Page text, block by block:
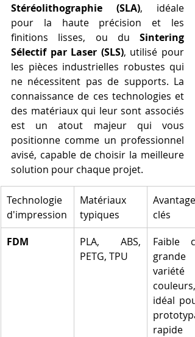
Stéréolithographie (SLA), idéale
pour la haute précision et les
finitions lisses, ou du Sintering
Sélectif par Laser (SLS), utilisé pour
les pièces industrielles robustes qui
ne nécessitent pas de supports. La
connaissance de ces technologies et
des matériaux qui leur sont associés
est un atout majeur qui vous
positionne comme un professionnel
avisé, capable de choisir la meilleure
solution pour chaque projet.
Technologie
d'impression
Matériaux
typiques
Avantages
clés
FDM
PLA, ABS,
PETG, TPU
Faible
grande
variété
couleurs,
idéal
rapide